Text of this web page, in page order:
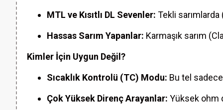
MTL ve Kısıtlı DL Sevenler: Tekli
Hassas Sarım Yapanlar: Karmaşık sarım
Kimler İçin Uygun Değil?
Sıcaklık Kontrolü (TC) Modu: Bu tel
Çok Yüksek Direnç Arayanlar: Yüksek ohm